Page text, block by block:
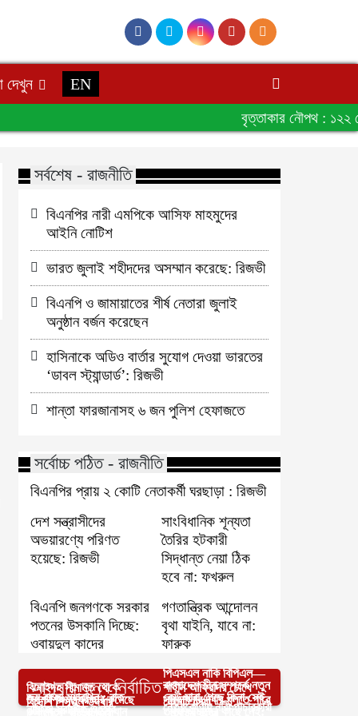
EN
বৃত্তাকার নৌপথ : ১২২
সর্বশেষ - রাজনীতি
বিএনপির নারী এমপিকে আসিফ মাহমুদের
আইনি নোটিশ
ভারত জুলাই শহীদদের অসম্মান করেছে: রিজভী
বিএনপি ও জামায়াতের শীর্ষ নেতারা জুলাই
অনুষ্ঠান বর্জন করেছেন
হাসিনাকে অডিও বার্তার সুযোগ দেওয়া ভারতের
‘ডাবল স্ট্যান্ডার্ড’: রিজভী
শান্তা ফারজানাসহ ৬ জন পুলিশ হেফাজতে
সর্বোচ্চ পঠিত - রাজনীতি
বিএনপির প্রায় ২ কোটি নেতাকর্মী ঘরছাড়া : রিজভী
দেশ সন্ত্রাসীদের
অভয়ারণ্যে পরিণত
হয়েছে: রিজভী
সাংবিধানিক শূন্যতা
তৈরির হটকারী
সিদ্ধান্ত নেয়া ঠিক
হবে না: ফখরুল
বিএনপি জনগণকে সরকার
পতনের উসকানি দিচ্ছে:
ওবায়দুল কাদের
গণতান্ত্রিক আন্দোলন
বৃথা যাইনি, যাবে না:
ফারুক
আপনার জন্য নির্বাচিত
ঝিনাইদহ সীমান্ত থেকে
বিদেশি পিস্তল উদ্ধার
পিএসএল নাকি বিপিএল—
শাহীন আফ্রিদির চোখে
কোনটি সেরা
দেশে শিশুমৃত্যুর হার কমেছে
বাংলাদেশ-চীন সম্পর্কে নতুন
সম্ভাবনার দ্বার খুলতে পারে
জয় বাংলা ম্যারাথন : রাত
৩টা থেকে হাতিরঝিলে যান
কেউ মারা গেছে কিনা সেই
তথ্য আমাদের কাছে নেই:
নাফিজ সরাফাত ও তার
নেত্রকোণায় নারী পাচারকারী